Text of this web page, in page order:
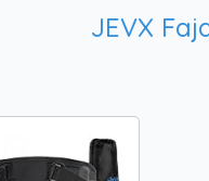
JEVX